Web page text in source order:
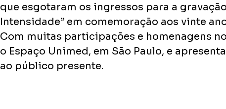
que esgotaram os ingressos para a
Intensidade” em comemoração aos vinte
Com muitas participações e homenagens
o Espaço Unimed, em São Paulo, e
ao público presente.